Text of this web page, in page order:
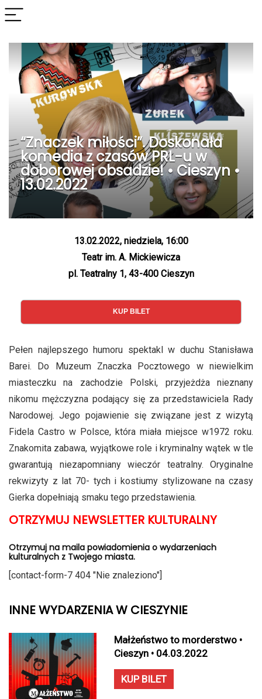
“Znaczek miłości”. Doskonała
komedia z czasów PRL-u w
doborowej obsadzie! • Cieszyn •
13.02.2022
13.02.2022, niedziela, 16:00
Teatr im. A. Mickiewicza
pl. Teatralny 1, 43-400 Cieszyn
KUP BILET
Pełen najlepszego humoru spektakl w duchu Stanisława
Barei. Do Muzeum Znaczka Pocztowego w niewielkim
miasteczku na zachodzie Polski, przyjeżdża nieznany
nikomu mężczyzna podający się za przedstawiciela Rady
Narodowej. Jego pojawienie się związane jest z wizytą
Fidela Castro w Polsce, która miała miejsce w1972 roku.
Znakomita zabawa, wyjątkowe role i kryminalny wątek w tle
gwarantują niezapomniany wieczór teatralny. Oryginalne
rekwizyty z lat 70- tych i kostiumy stylizowane na czasy
Gierka dopełniają smaku tego przedstawienia.
OTRZYMUJ NEWSLETTER KULTURALNY
Otrzymuj na maila powiadomienia o wydarzeniach
kulturalnych z Twojego miasta.
[contact-form-7 404 "Nie znaleziono"]
INNE WYDARZENIA W CIESZYNIE
Małżeństwo to morderstwo •
Cieszyn • 04.03.2022
KUP BILET